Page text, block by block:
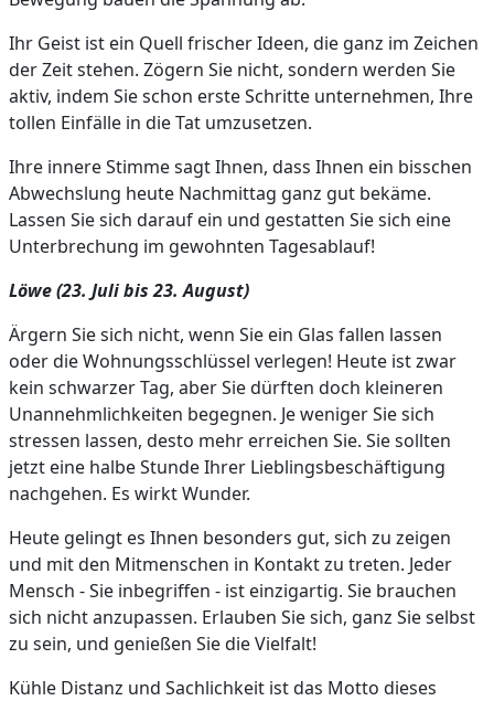
Ihr Geist ist ein Quell frischer Ideen, die ganz im Zeichen
der Zeit stehen. Zögern Sie nicht, sondern werden Sie
aktiv, indem Sie schon erste Schritte unternehmen, Ihre
tollen Einfälle in die Tat umzusetzen.
Ihre innere Stimme sagt Ihnen, dass Ihnen ein bisschen
Abwechslung heute Nachmittag ganz gut bekäme.
Lassen Sie sich darauf ein und gestatten Sie sich eine
Unterbrechung im gewohnten Tagesablauf!
Löwe (23. Juli bis 23. August)
Ärgern Sie sich nicht, wenn Sie ein Glas fallen lassen
oder die Wohnungsschlüssel verlegen! Heute ist zwar
kein schwarzer Tag, aber Sie dürften doch kleineren
Unannehmlichkeiten begegnen. Je weniger Sie sich
stressen lassen, desto mehr erreichen Sie. Sie sollten
jetzt eine halbe Stunde Ihrer Lieblingsbeschäftigung
nachgehen. Es wirkt Wunder.
Heute gelingt es Ihnen besonders gut, sich zu zeigen
und mit den Mitmenschen in Kontakt zu treten. Jeder
Mensch - Sie inbegriffen - ist einzigartig. Sie brauchen
sich nicht anzupassen. Erlauben Sie sich, ganz Sie selbst
zu sein, und genießen Sie die Vielfalt!
Kühle Distanz und Sachlichkeit ist das Motto dieses